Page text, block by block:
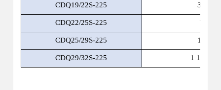
CDQ19/22S-225 3/4″-7/
CDQ22/25S-225 7/8″-1″
CDQ25/29S-225 1″-1 1/
CDQ29/32S-225 1 1/8″- 1